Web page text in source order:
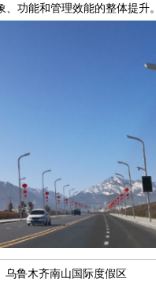
功能和管理效能的整体提升。
乌鲁木齐南山国际度假区